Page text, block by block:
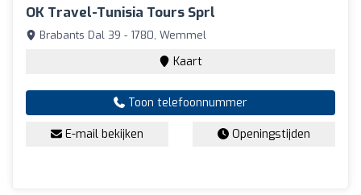
OK Travel-Tunisia Tours Sprl
Brabants Dal 39 - 1780, Wemmel
Kaart
Toon telefoonnummer
E-mail bekijken Openingstijden